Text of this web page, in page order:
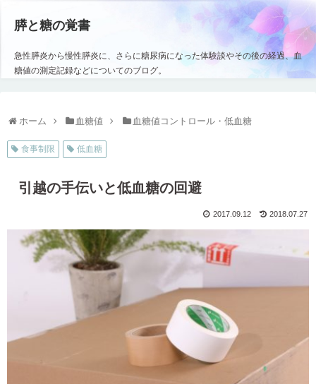
膵と糖の覚書
急性膵炎から慢性膵炎に、さらに糖尿病になった体験談やその後の経過、血
糖値の測定記録などについてのブログ。
ホーム 血糖値 血糖値コントロール・低血糖
食事制限 低血糖
引越の手伝いと低血糖の回避
2018.07.27
2017.09.12